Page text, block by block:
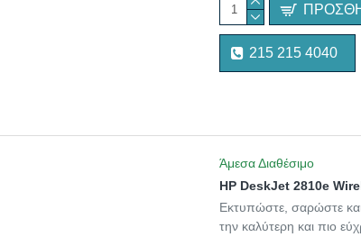
215 215 4040
Άμεσα Διαθέσιμο
HP DeskJet 2810e
Εκτυπώστε, σαρώστε
την καλύτερη και πιο